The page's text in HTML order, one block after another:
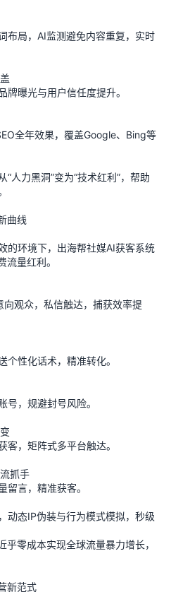
布局，AI监测避免内容重复，实时
牌曝光与用户信任度提升。
全年效果，覆盖Google、Bing等
人力黑洞”变为“技术红利”，帮助
曲线
的环境下，出海帮社媒AI获客系统
量红利。
观众，私信触达，捕获效率提
个性化话术，精准转化。
号，规避封号风险。
客，矩阵式多平台触达。
抓手
留言，精准获客。
动态IP伪装与行为模式模拟，秒级
零成本实现全球流量暴力增长，
新范式